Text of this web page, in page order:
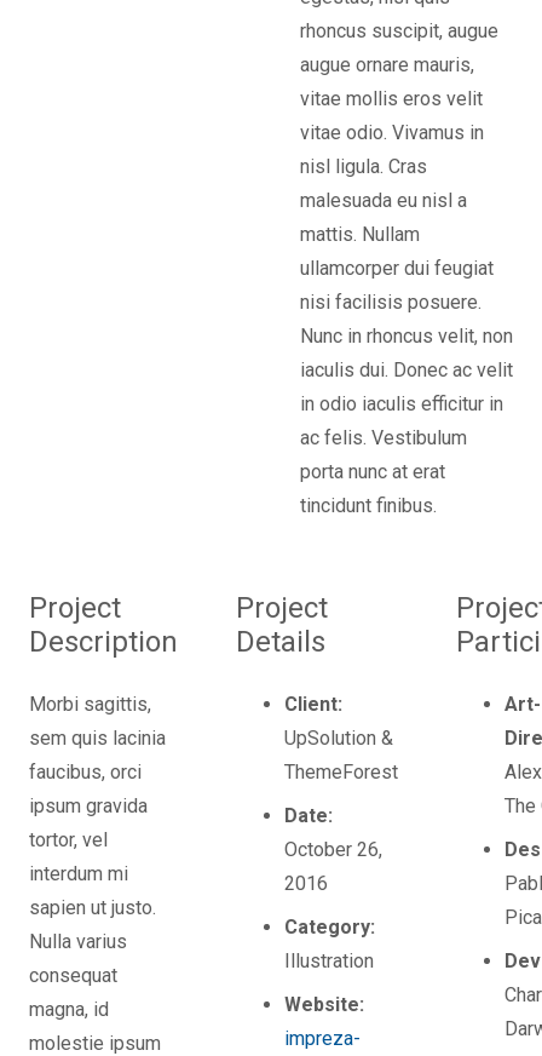
rhoncus suscipit, augue
augue ornare mauris,
vitae mollis eros velit
vitae odio. Vivamus in
nisl ligula. Cras
malesuada eu nisl a
mattis. Nullam
ullamcorper dui feugiat
nisi facilisis posuere.
Nunc in rhoncus velit, non
iaculis dui. Donec ac velit
in odio iaculis efficitur in
ac felis. Vestibulum
porta nunc at erat
tincidunt finibus.
Project
Description
Morbi sagittis,
sem quis lacinia
faucibus, orci
ipsum gravida
tortor, vel
interdum mi
sapien ut justo.
Nulla varius
consequat
magna, id
molestie ipsum
Project
Details
Client:
UpSolution &
ThemeForest
Date:
October 26,
2016
Category:
Illustration
Website:
impreza-
Art-
The